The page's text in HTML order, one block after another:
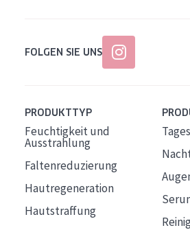
FOLGEN SIE UNS
PRODUKTTYP
Feuchtigkeit und
Ausstrahlung
Faltenreduzierung
Hautregeneration
Hautstraffung